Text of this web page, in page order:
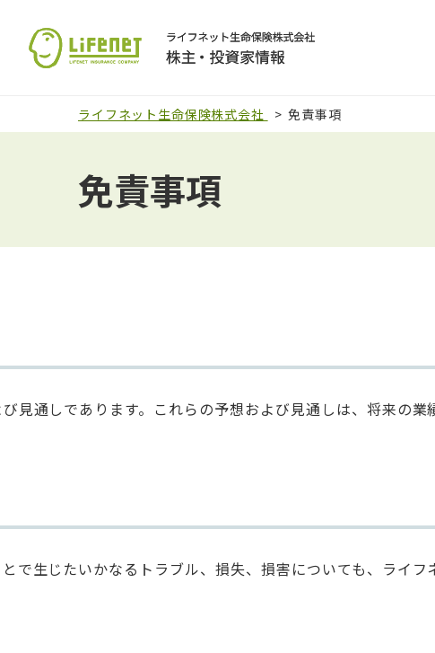
ライフネット生命保険株式会社 免責事項
免責事項
通しであります。これらの予想および見通しは、将来
生じたいかなるトラブル、損失、損害についても、ライフ